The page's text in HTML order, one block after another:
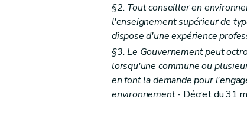
Art. D 28
D 28-1
II/1 Reconnaissance et
ChapitreIer Dispositions générales
D 28-2
Art.D 28-3
§2. Tout conseiller en
l'enseignement supérieur de
dispose d'une expérience
§3. Le Gouvernement peut
lorsqu'une commune ou
en font la demande pour
environnement- Décret du 31